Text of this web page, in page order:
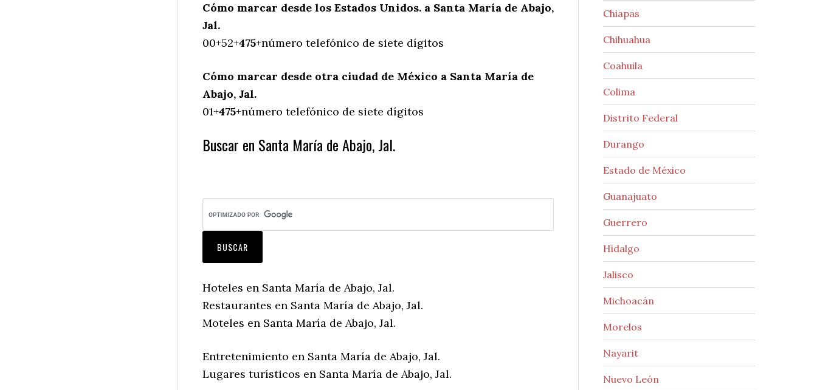
Cómo marcar desde los Estados Unidos. a Santa María de Abajo,
Jal.
00+52+475+número telefónico de siete dígitos
Cómo marcar desde otra ciudad de México a Santa María de
Abajo, Jal.
01+475+número telefónico de siete dígitos
Buscar en Santa María de Abajo, Jal.
Hoteles en Santa María de Abajo, Jal.
Restaurantes en Santa María de Abajo, Jal.
Moteles en Santa María de Abajo, Jal.
Entretenimiento en Santa María de Abajo, Jal.
Lugares turísticos en Santa María de Abajo, Jal.
Chiapas
Chihuahua
Coahuila
Colima
Distrito Federal
Durango
Estado de México
Guanajuato
Guerrero
Hidalgo
Jalisco
Michoacán
Morelos
Nayarit
Nuevo León